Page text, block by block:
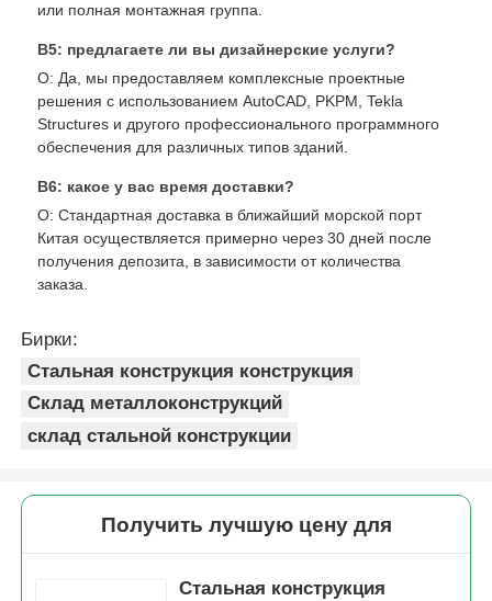
или полная монтажная группа.
В5: предлагаете ли вы дизайнерские услуги?
О: Да, мы предоставляем комплексные проектные
решения с использованием AutoCAD, PKPM, Tekla
Structures и другого профессионального программного
обеспечения для различных типов зданий.
В6: какое у вас время доставки?
О: Стандартная доставка в ближайший морской порт
Китая осуществляется примерно через 30 дней после
получения депозита, в зависимости от количества
заказа.
Бирки:
Стальная конструкция конструкция
Склад металлоконструкций
склад стальной конструкции
Получить лучшую цену для
Стальная конструкция